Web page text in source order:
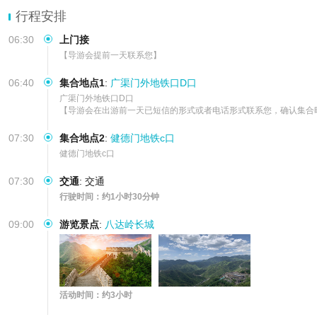
行程安排
06:30 上门接
【导游会提前一天联系您】
06:40 集合地点1: 广渠门外地铁口D口
广渠门外地铁口D口
【导游会在出游前一天已短信的形式或者电话形式联系您，确认集合
07:30 集合地点2: 健德门地铁c口
健德门地铁c口
07:30 交通: 交通
行驶时间：约1小时30分钟
09:00 游览景点: 八达岭长城
活动时间：约3小时